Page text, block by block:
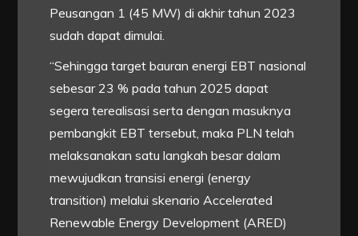
Peusangan 1 (45 MW) di akhir tahun 2023
sudah dapat dimulai.
“Sehingga target bauran energi EBT nasional
sebesar 23 % pada tahun 2025 dapat
segera terealisasi serta dengan masuknya
pembangkit EBT tersebut, maka PLN telah
melaksanakan satu langkah besar dalam
mewujudkan transisi energi (energy
transition) melalui skenario Accelerated
Renewable Energy Development (ARED)